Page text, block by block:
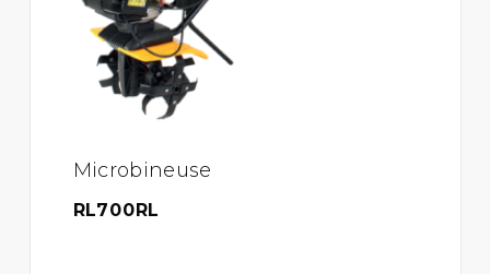
Microbineuse
RL700RL